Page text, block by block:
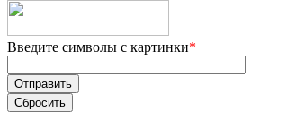
Введите символы с картинки*